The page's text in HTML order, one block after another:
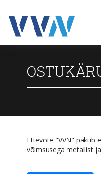
Ettevõte "VVN" pakub
võimsusega metallist